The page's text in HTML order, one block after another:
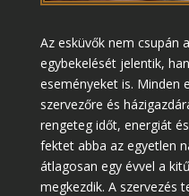
Az esküvők nem csupán
egybekelését jelentik,
eseményeket is. Minden
szervezőre és
rengeteg időt, energiát
fektet abba az egyetlen
átlagosan egy évvel a
megkezdik. A szervezés